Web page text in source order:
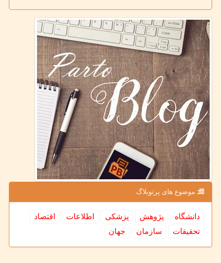
موضوع های پرتوبلاگ
دانشگاه پژوهش پزشكی اطلاعات
اقتصاد
تحقیقات
سازمان جهان